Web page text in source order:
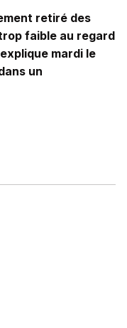
retiré des
faible au regard
mardi le
un